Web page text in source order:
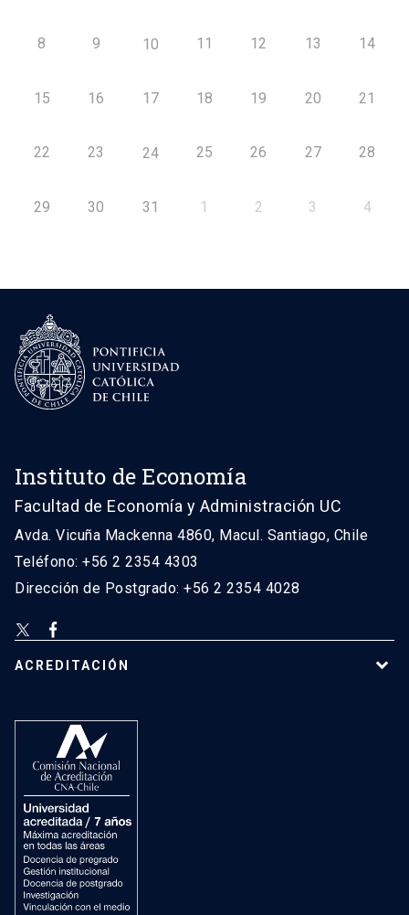
8 9 10 11 12 13 14
15 16 17 18 19 20 21
22 23 24 25 26 27 28
29 30 31 1 2 3 4
Instituto de Economía
Facultad de Economía y Administración UC
Avda. Vicuña Mackenna 4860, Macul. Santiago, Chile
Teléfono: +56 2 2354 4303
Dirección de Postgrado: +56 2 2354 4028
ACREDITACIÓN